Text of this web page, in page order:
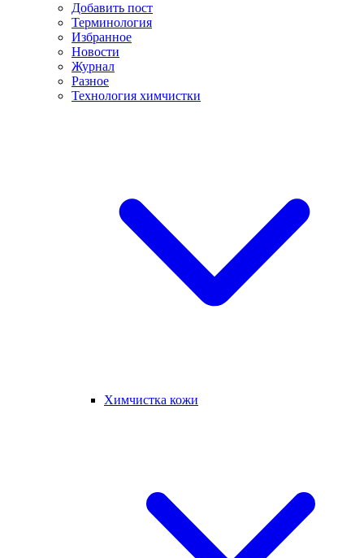
Добавить пост
Терминология
Избранное
Новости
Журнал
Разное
Технология химчистки
Химчистка кожи